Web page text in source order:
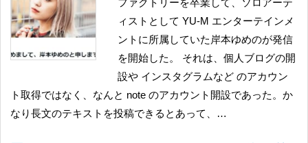
ファクトリーを卒業して、ソロアーテ
ィストとして YU-M エンターテインメ
ントに所属していた岸本ゆめのが発信
を開始した。 それは、個人ブログの開
設や インスタグラムなど のアカウン
ト取得ではなく、なんと note のアカウント開設であった。か
なり長文のテキストを投稿できるとあって、…